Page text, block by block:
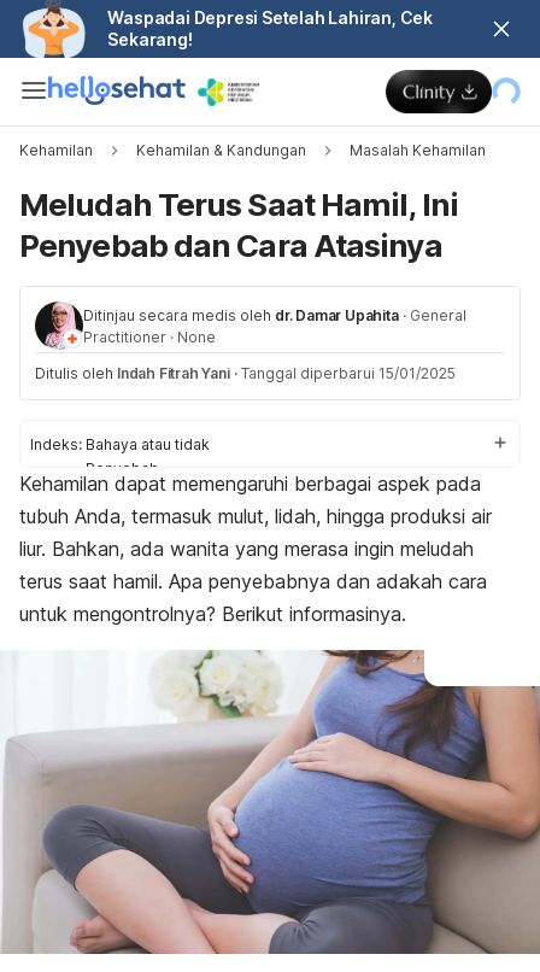
Waspadai Depresi Setelah Lahiran, Cek
Sekarang!
Kehamilan Kehamilan & Kandungan Masalah Kehamilan
Meludah Terus Saat Hamil, Ini
Penyebab dan Cara Atasinya
Ditinjau secara medis oleh dr. Damar Upahita · General
Practitioner · None
Ditulis oleh Indah Fitrah Yani · Tanggal diperbarui 15/01/2025
Indeks: Bahaya atau tidak
Penyebab
Cara mengatasi
Kehamilan dapat memengaruhi berbagai aspek pada
tubuh Anda, termasuk mulut, lidah, hingga produksi air
liur. Bahkan, ada wanita yang merasa ingin meludah
terus saat hamil. Apa penyebabnya dan adakah cara
untuk mengontrolnya? Berikut informasinya.